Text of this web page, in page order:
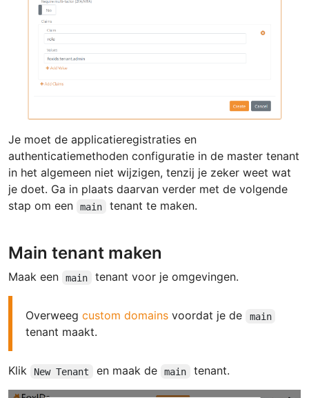
Je moet de applicatieregistraties en
authenticatiemethoden configuratie in de master tenant
in het algemeen niet wijzigen, tenzij je zeker weet wat
je doet. Ga in plaats daarvan verder met de volgende
stap om een
main tenant te maken.
Main tenant maken
Maak een main tenant voor je omgevingen.
Overweegcustom domains voordat je de main
tenant maakt.
Klik New Tenant en maak de main tenant.